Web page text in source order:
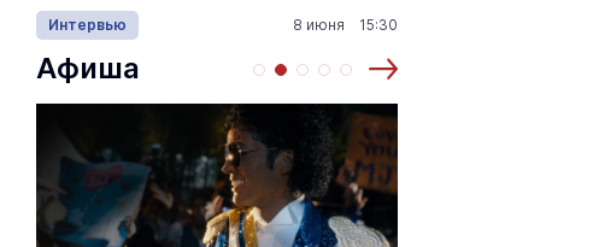
Интервью 8 июня 15:30
Афиша